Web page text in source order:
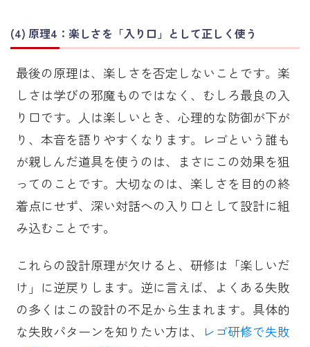
原理4：楽しさを「入り口」として正しく使う
最後の原理は、楽しさを否定しないことです。楽
しさは学びの邪魔ものではなく、むしろ最良の入
り口です。人は楽しいとき、心理的な防御が下が
り、本音を語りやすくなります。レゴという誰も
が親しんだ道具を使うのは、まさにこの効果を狙
ってのことです。大切なのは、楽しさを目的の終
着点にせず、深い対話への入り口として設計に組
み込むことです。
これらの設計原理が欠けると、研修は「楽しいだ
け」に逆戻りします。逆に言えば、よくある失敗
の多くはこの設計の不足から生まれます。具体的
な失敗パターンを知りたい方は、
レゴ研修で失敗